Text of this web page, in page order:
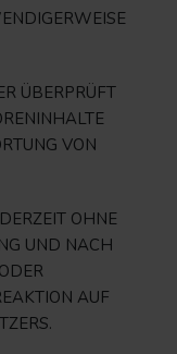
ÜBERPRÜFT
VON
OHNE
UND NACH
AUF